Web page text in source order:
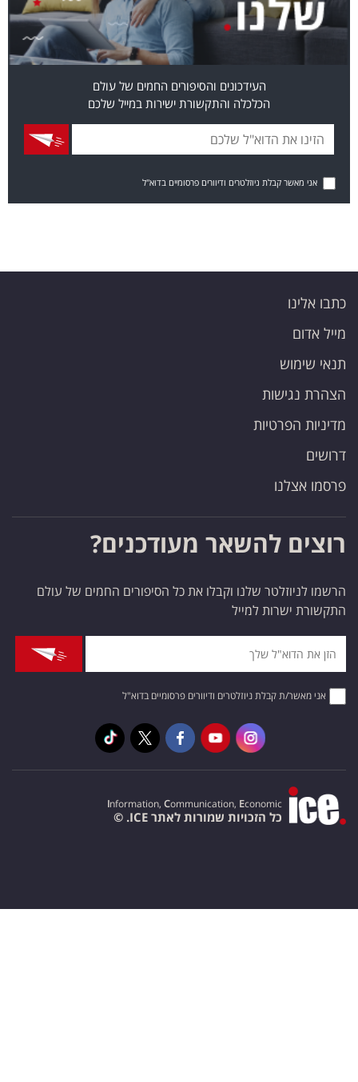
העידכונים והסיפורים החמים של עולם
הכלכלה והתקשורת ישירות במייל שלכם
אני מאשר קבלת ניוזלטרים ודיוורים פרסומיים בדוא"ל
כתבו אלינו
מייל אדום
תנאי שימוש
הצהרת נגישות
מדיניות הפרטיות
דרושים
פרסמו אצלנו
רוצים להשאר מעודכנים?
הרשמו לניוזלטר שלנו וקבלו את כל הסיפורים החמים של עולם
התקשורת ישרות למייל
אני מאשר/ת קבלת ניוזלטרים ודיוורים פרסומיים בדוא"ל
Information, Communication, Economic
כל הזכויות שמורות לאתר ICE. ©